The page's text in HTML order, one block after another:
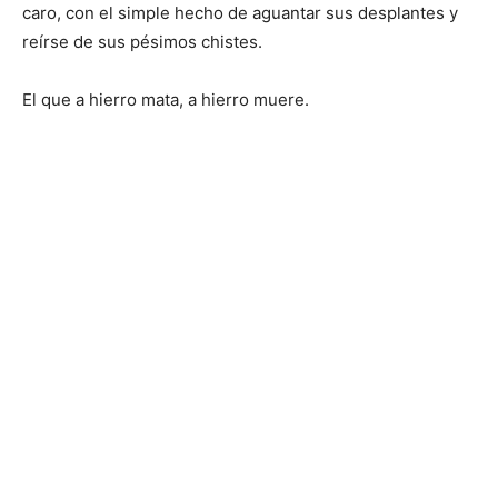
caro, con el simple hecho de aguantar sus desplantes y
reírse de sus pésimos chistes.
El que a hierro mata, a hierro muere.